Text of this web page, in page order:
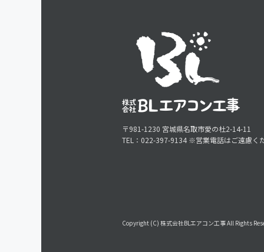
〒981-1230 宮城県名取市愛の杜2-14-11
TEL：022-397-9134 ※営業電話はご遠慮く
Copyright (C) 株式会社BLエアコン工事 All Rights